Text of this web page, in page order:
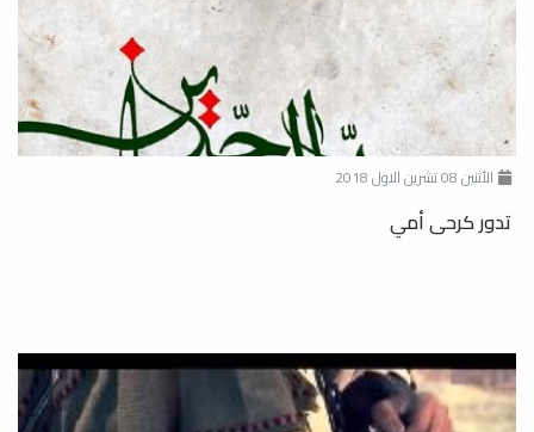
الأثنين 08 تشرين الاول 2018
تدور كرحى أمي